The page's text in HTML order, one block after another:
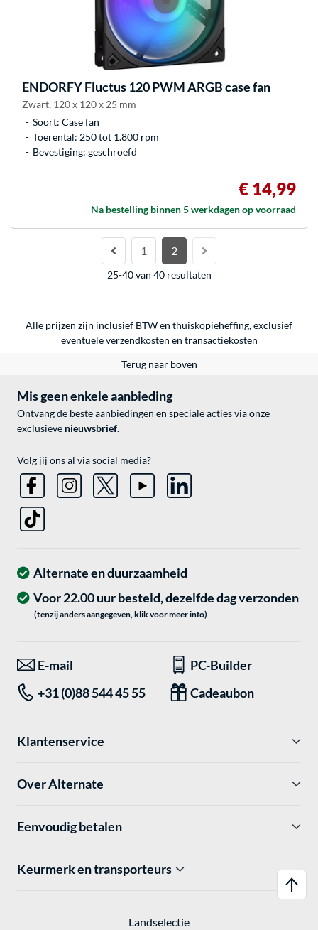
ENDORFYFluctus 120 PWM ARGB case fan
Zwart, 120 x 120 x 25 mm
Soort: Case fan
Toerental: 250 tot 1.800 rpm
Bevestiging: geschroefd
€ 14,99
Na bestelling binnen 5 werkdagen op voorraad
1 2
25-40 van 40 resultaten
Alle prijzen zijn inclusief BTW en thuiskopieheffing, exclusief
eventueleverzendkosten en transactiekosten
Terug naar boven
Mis geen enkele aanbieding
Ontvang de beste aanbiedingen en speciale acties via onze
exclusieve nieuwsbrief.
Volg jij ons al via social media?
Alternate en duurzaamheid
Voor 22.00 uur besteld, dezelfde dag verzonden
(tenzij anders aangegeven, klik voor meer info)
E-mail
PC-Builder
+31 (0)88 544 45 55
Cadeaubon
Klantenservice
Over Alternate
Eenvoudig betalen
Keurmerk en transporteurs
Landselectie